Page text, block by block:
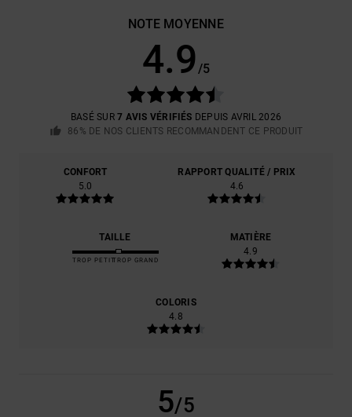
NOTE MOYENNE
4.9/5
BASÉ SUR7 AVIS VÉRIFIÉS DEPUIS AVRIL 2026
86% DE NOS CLIENTS RECOMMANDENT CE PRODUIT
CONFORT
5.0
RAPPORT QUALITÉ / PRIX
4.6
TAILLE
TROP PETITTROP GRAND
MATIÈRE
4.9
COLORIS
4.8
5/5